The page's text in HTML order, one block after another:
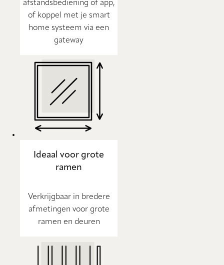
afstandsbediening of app,
of koppel met je smart
home systeem via een
gateway
Ideaal voor grote
ramen
Verkrijgbaar in bredere
afmetingen voor grote
ramen en deuren